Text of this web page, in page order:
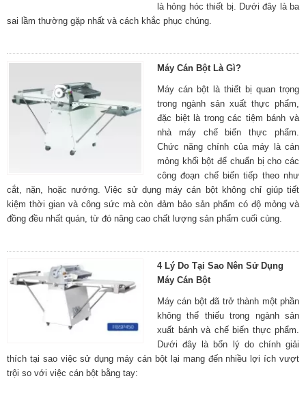
là hỏng hóc thiết bị. Dưới đây là ba
sai lầm thường gặp nhất và cách khắc phục chúng.
Máy Cán Bột Là Gì?
Máy cán bột là thiết bị quan trọng
trong ngành sản xuất thực phẩm,
đặc biệt là trong các tiệm bánh và
nhà máy chế biến thực phẩm.
Chức năng chính của máy là cán
mỏng khối bột để chuẩn bị cho các
công đoạn chế biến tiếp theo như
cắt, nặn, hoặc nướng. Việc sử dụng máy cán bột không chỉ giúp tiết
kiệm thời gian và công sức mà còn đảm bảo sản phẩm có độ mỏng và
đồng đều nhất quán, từ đó nâng cao chất lượng sản phẩm cuối cùng.
4 Lý Do Tại Sao Nên Sử Dụng
Máy Cán Bột
Máy cán bột đã trở thành một phần
không thể thiếu trong ngành sản
xuất bánh và chế biến thực phẩm.
Dưới đây là bốn lý do chính giải
thích tại sao việc sử dụng máy cán bột lại mang đến nhiều lợi ích vượt
trội so với việc cán bột bằng tay: